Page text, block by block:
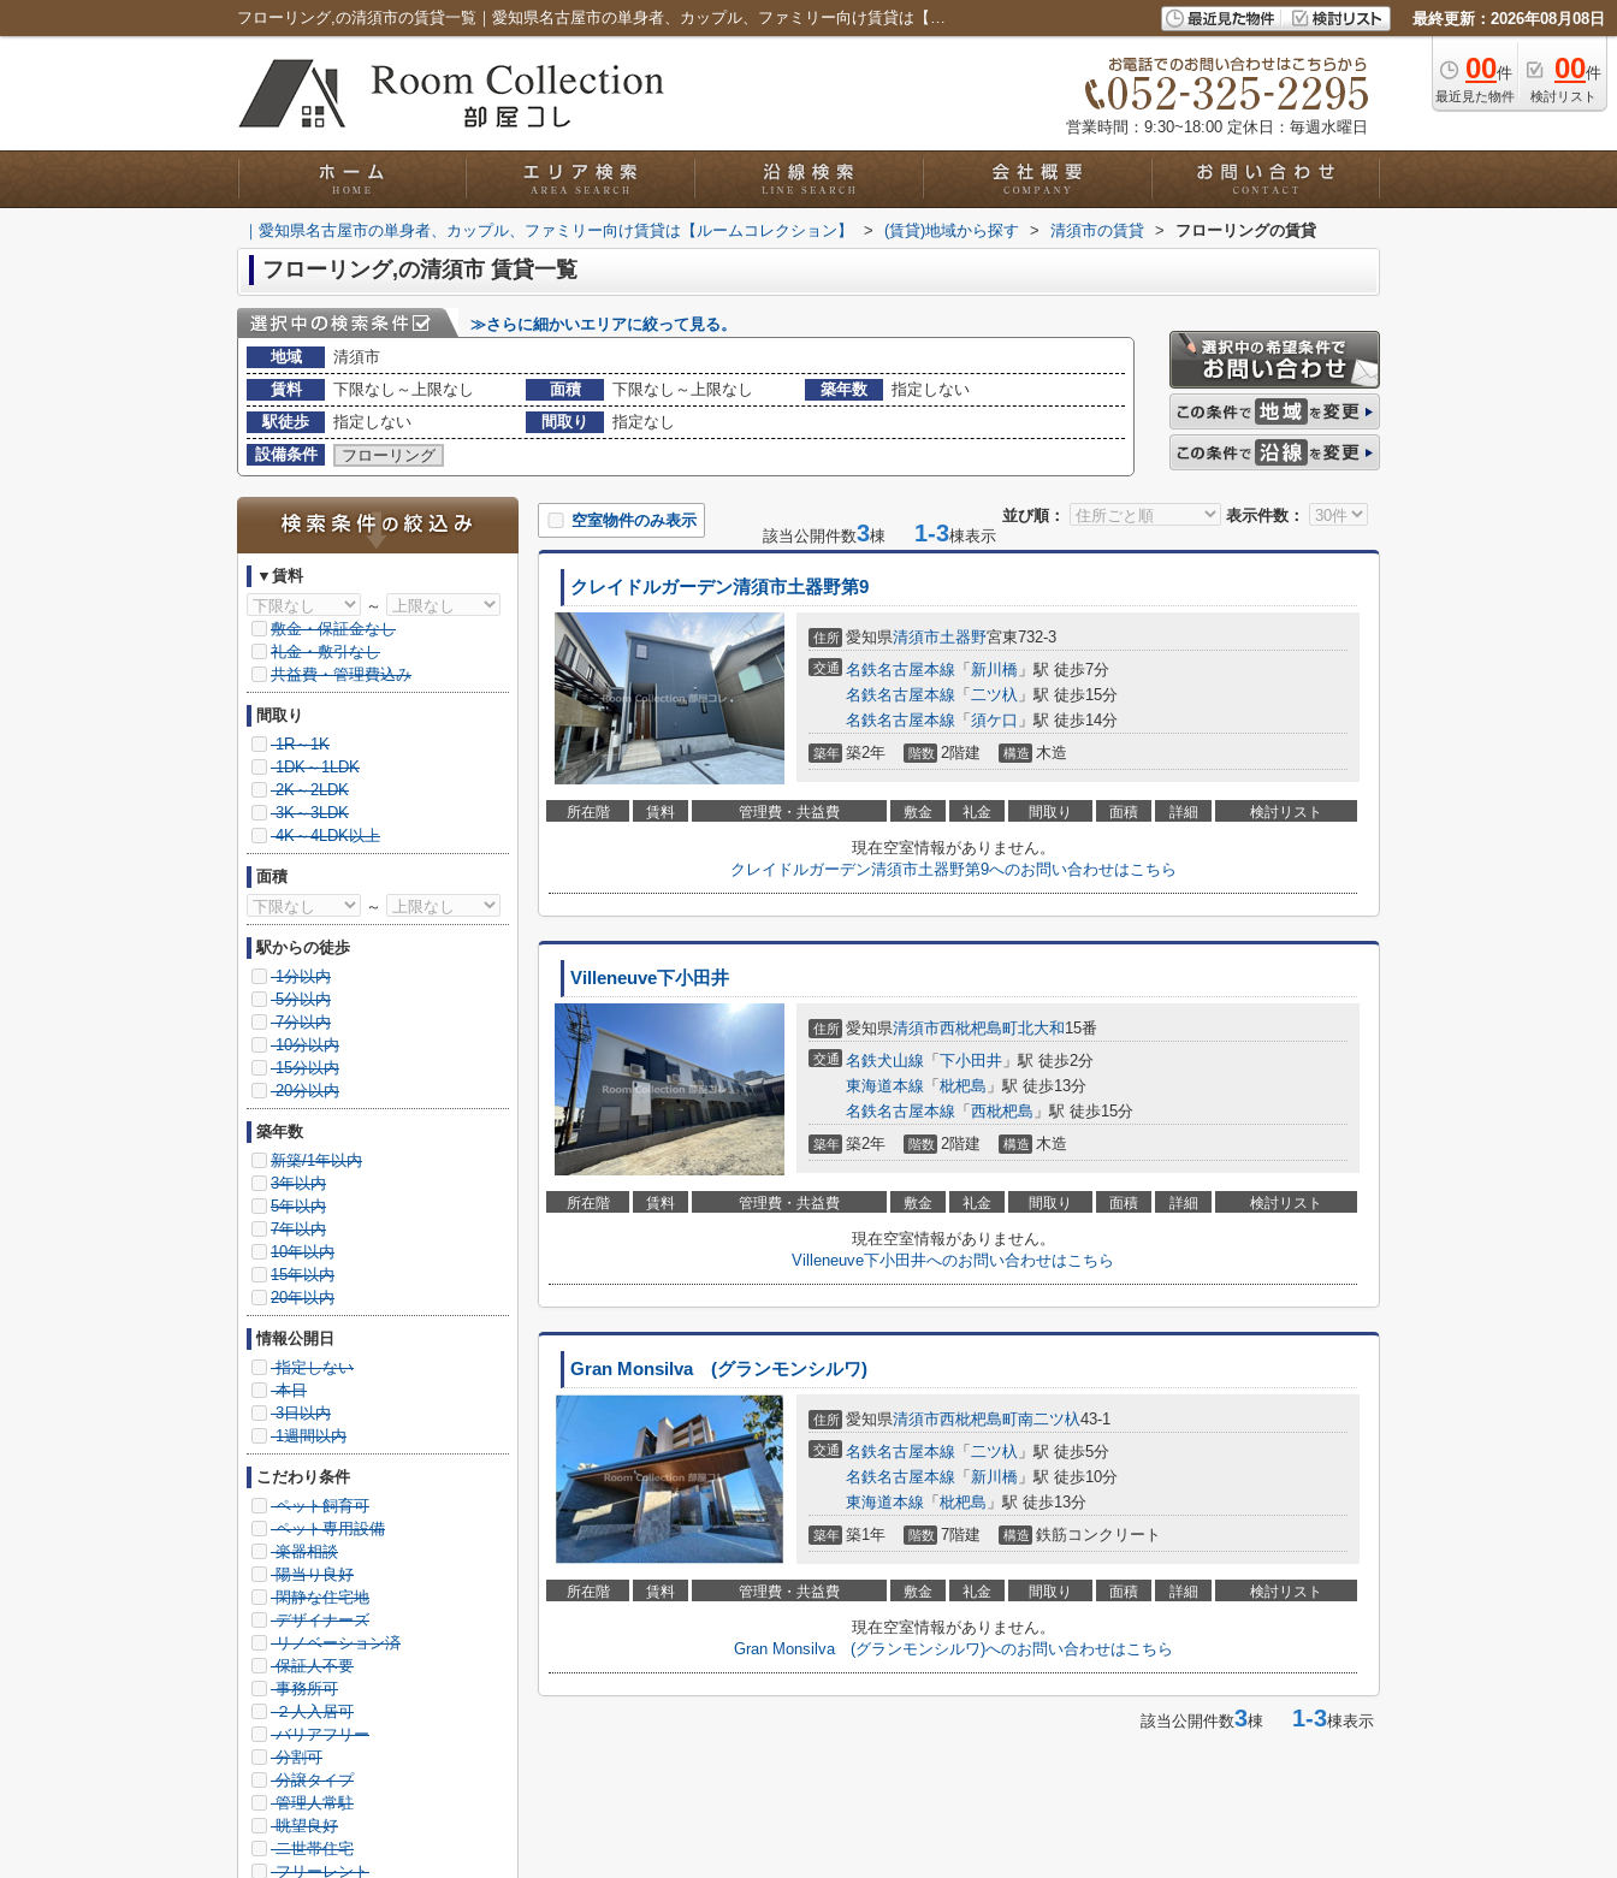
フローリング,の清須市の賃貸一覧｜愛知県名古屋市の単身者、カップル、ファミリー向け賃貸は【ルームコレクション】 最終更新：2026年08月08日
00件
最近見た物件
00件
検討リスト
営業時間：9:30~18:00 定休日：毎週水曜日
｜愛知県名古屋市の単身者、カップル、ファミリー向け賃貸は【ルームコレクション】 > (賃貸)地域から探す > 清須市の賃貸 > フローリングの賃貸
フローリング,の清須市 賃貸一覧
≫さらに細かいエリアに絞って見る。
地域
清須市
賃料
下限なし～上限なし 面積 下限なし～上限なし 築年数
指定しない
駅徒歩
指定しない 間取り
指定なし
設備条件
フローリング
並び順： 表示件数：
空室物件のみ表示
該当公開件数3棟 1-3棟表示
クレイドルガーデン清須市土器野第9
住所 愛知県清須市土器野宮東732-3
交通 名鉄名古屋本線 「 新川橋 」駅 徒歩7分
名鉄名古屋本線 「 二ツ杁 」駅 徒歩15分
名鉄名古屋本線 「 須ケ口 」駅 徒歩14分
築年 築2年 階数 2階建 構造 木造
所在階 賃料 管理費・共益費 敷金 礼金 間取り 面積 詳細 検討リスト
現在空室情報がありません。
クレイドルガーデン清須市土器野第9へのお問い合わせはこちら
Villeneuve下小田井
住所 愛知県清須市西枇杷島町北大和15番
交通 名鉄犬山線 「 下小田井 」駅 徒歩2分
東海道本線 「 枇杷島 」駅 徒歩13分
名鉄名古屋本線 「 西枇杷島 」駅 徒歩15分
築年 築2年 階数 2階建 構造 木造
所在階 賃料 管理費・共益費 敷金 礼金 間取り 面積 詳細 検討リスト
現在空室情報がありません。
Villeneuve下小田井へのお問い合わせはこちら
Gran Monsilva (グランモンシルワ)
住所 愛知県清須市西枇杷島町南二ツ杁43-1
交通 名鉄名古屋本線 「 二ツ杁 」駅 徒歩5分
名鉄名古屋本線 「 新川橋 」駅 徒歩10分
東海道本線 「 枇杷島 」駅 徒歩13分
築年 築1年 階数 7階建 構造 鉄筋コンクリート
所在階 賃料 管理費・共益費 敷金 礼金 間取り 面積 詳細 検討リスト
現在空室情報がありません。
Gran Monsilva (グランモンシルワ)へのお問い合わせはこちら
該当公開件数3棟 1-3棟表示
▼賃料
～
敷金・保証金なし
礼金・敷引なし
共益費・管理費込み
間取り
1R～1K
1DK～1LDK
2K～2LDK
3K～3LDK
4K～4LDK以上
面積
～
駅からの徒歩
1分以内
5分以内
7分以内
10分以内
15分以内
20分以内
築年数
新築/1年以内
3年以内
5年以内
7年以内
10年以内
15年以内
20年以内
情報公開日
指定しない
本日
3日以内
1週間以内
こだわり条件
ペット飼育可
ペット専用設備
楽器相談
陽当り良好
閑静な住宅地
デザイナーズ
リノベーション済
保証人不要
事務所可
２人入居可
バリアフリー
分割可
分譲タイプ
管理人常駐
眺望良好
二世帯住宅
フリーレント